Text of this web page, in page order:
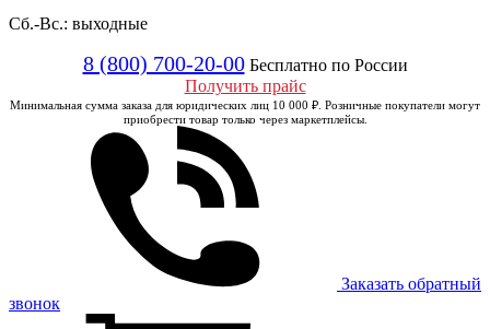
Сб.-Вс.: выходные
8 (800) 700-20-00 Бесплатно по России
Получить прайс
Минимальная сумма заказа для юридических лиц 10 000 ₽. Розничные покупатели могут
приобрести товар только через маркетплейсы.
Заказать обратный
звонок